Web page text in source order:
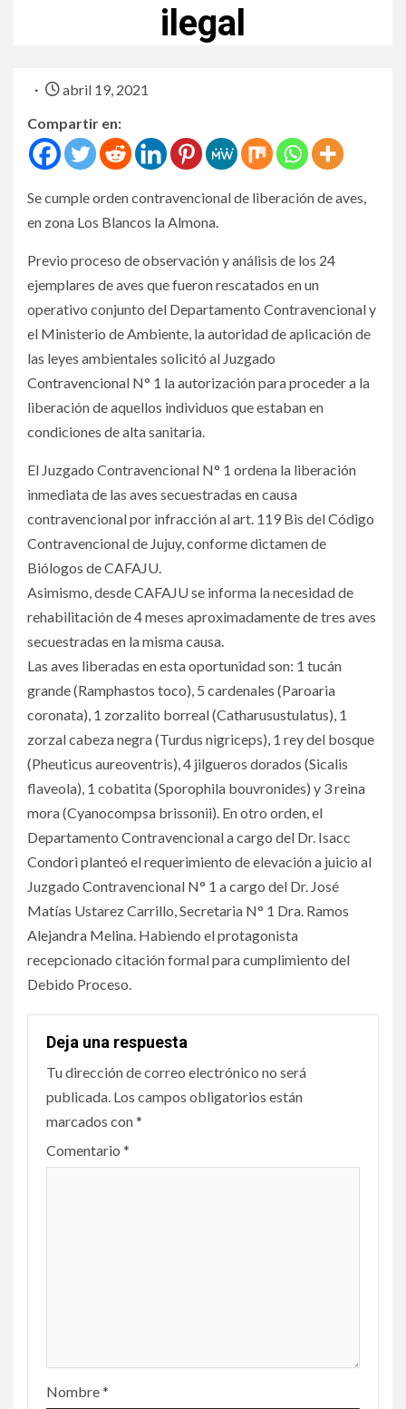
ilegal
abril 19, 2021
Compartir en:
Se cumple orden contravencional de liberación de aves,
en zona Los Blancos la Almona.
Previo proceso de observación y análisis de los 24
ejemplares de aves que fueron rescatados en un
operativo conjunto del Departamento Contravencional y
el Ministerio de Ambiente, la autoridad de aplicación de
las leyes ambientales solicitó al Juzgado
Contravencional N° 1 la autorización para proceder a la
liberación de aquellos individuos que estaban en
condiciones de alta sanitaria.
El Juzgado Contravencional N° 1 ordena la liberación
inmediata de las aves secuestradas en causa
contravencional por infracción al art. 119 Bis del Código
Contravencional de Jujuy, conforme dictamen de
Biólogos de CAFAJU.
Asimismo, desde CAFAJU se informa la necesidad de
rehabilitación de 4 meses aproximadamente de tres aves
secuestradas en la misma causa.
Las aves liberadas en esta oportunidad son: 1 tucán
grande (Ramphastos toco), 5 cardenales (Paroaria
coronata), 1 zorzalito borreal (Catharusustulatus), 1
zorzal cabeza negra (Turdus nigriceps), 1 rey del bosque
(Pheuticus aureoventris), 4 jilgueros dorados (Sicalis
flaveola), 1 cobatita (Sporophila bouvronides) y 3 reina
mora (Cyanocompsa brissonii). En otro orden, el
Departamento Contravencional a cargo del Dr. Isacc
Condori planteó el requerimiento de elevación a juicio al
Juzgado Contravencional N° 1 a cargo del Dr. José
Matías Ustarez Carrillo, Secretaria N° 1 Dra. Ramos
Alejandra Melina. Habiendo el protagonista
recepcionado citación formal para cumplimiento del
Debido Proceso.
Deja una respuesta
Tu dirección de correo electrónico no será
publicada. Los campos obligatorios están
marcados con*
Comentario *
Nombre*